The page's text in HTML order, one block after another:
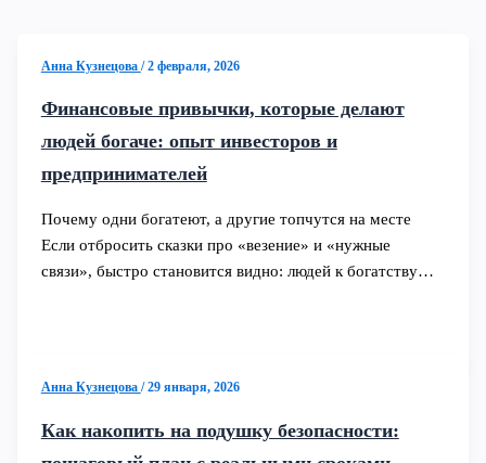
Анна Кузнецова /2 февраля, 2026
Финансовые привычки, которые делают
людей богаче: опыт инвесторов и
предпринимателей
Почему одни богатеют, а другие топчутся на месте
Если отбросить сказки про «везение» и «нужные
связи», быстро становится видно: людей к богатству…
Анна Кузнецова /29 января, 2026
Как накопить на подушку безопасности: